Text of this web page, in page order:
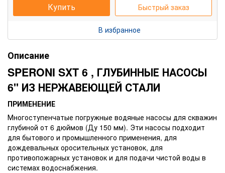
Купить Быстрый заказ
В избранное
Описание
SPERONI SXT 6 , ГЛУБИННЫЕ НАСОСЫ
6'' ИЗ НЕРЖАВЕЮЩЕЙ СТАЛИ
ПРИМЕНЕНИЕ
Многоступенчатые погружные водяные насосы для скважин
глубиной от 6 дюймов (Ду 150 мм). Эти насосы подходит
для бытового и промышленного применения, для
дождевальных оросительных установок, для
противопожарных установок и для подачи чистой воды в
системах водоснабжения.